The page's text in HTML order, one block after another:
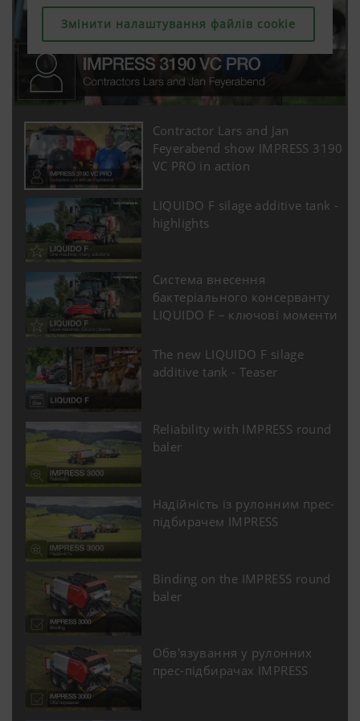
Ми хочемо постійно покращувати зручність
та продуктивність нашої веб-сторінки. Тому
ми використовуємо технології аналізу
(включаючи файли cookie), які анонімно
вимірюють та оцінюють, який контент на
нашій веб-сторінці використовується та як
Призначення
Сookie-файлів
Тривалість
Google
Analytics
Аналіз
використання
веб-сайту
дивіться
нижче.
6 Місяці
Більше інфо
Маркетинг
Ми хочемо показати вам відповідний вміст
на нашій веб-сторінці та у соціальних
мережах, тому ми використовуємо веб-
Змінити налаштування файлів cookie
Змінити налаштування файлів cookie
Змінити налаштування файлів cookie
Contractor Lars and Jan
Feyerabend show IMPRESS 3190
VC PRO in action
LIQUIDO F silage additive tank -
highlights
Система внесення
бактеріального консерванту
LIQUIDO F – ключові моменти
The new LIQUIDO F silage
additive tank - Teaser
Reliability with IMPRESS round
baler
Надійність із рулонним прес-
підбирачем IMPRESS
Binding on the IMPRESS round
baler
Обв'язування у рулонних
прес-підбирачах IMPRESS